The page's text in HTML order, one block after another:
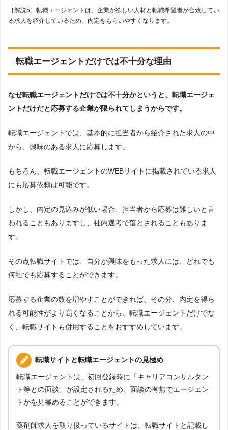
［解説5］転職エージェントは、企業が欲しい人材と転職希望者が合致してい
る求人を紹介しているため、内定をもらいやすくなります。
転職エージェントだけでは不十分な理由
なぜ転職エージェントだけでは不十分かというと、転職エージェ
ントだけだと応募する企業が限られてしまうからです。
転職エージェントでは、基本的に担当者から紹介された求人の中
から、興味のある求人に応募します。
もちろん、転職エージェントのWEBサイトに掲載されている求人
にも応募依頼は可能です。
しかし、内定の見込みが低い場合、担当者から応募は難しいと言
われることもありますし、社内選考で落とされることもありま
す。
その点転職サイトでは、自分が興味をもった求人には、どれでも
何社でも応募することができます。
応募する企業の数を増やすことができれば、その分、内定を得ら
れる可能性がより高くなることから、転職エージェントだけでな
く、転職サイトも併用することをおすすめしています。
転職サイトと転職エージェントの見極め
転職エージェントは、初回登録時に「キャリアコンサルタン
ト等との面談」が設定されるため、面談の有無でエージェン
トかを見極めることができます。
薬剤師求人を取り扱っているサイトは、転職サイトと記載し